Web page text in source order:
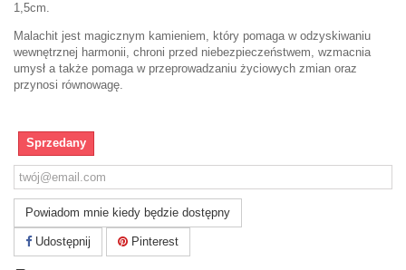
1,5cm.
Malachit jest magicznym kamieniem, który pomaga w odzyskiwaniu
wewnętrznej harmonii, chroni przed niebezpieczeństwem, wzmacnia
umysł a także pomaga w przeprowadzaniu życiowych zmian oraz
przynosi równowagę.
Sprzedany
Powiadom mnie kiedy będzie dostępny
Udostępnij Pinterest